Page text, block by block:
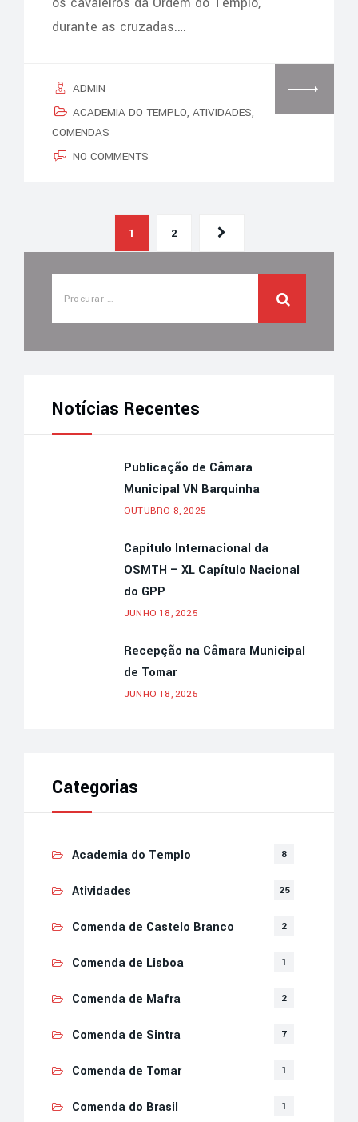
durante as cruzadas.…
ADMIN
ACADEMIA DO TEMPLO, ATIVIDADES,
COMENDAS
NO COMMENTS
1 2
Notícias Recentes
Publicação de Câmara
Municipal VN Barquinha
OUTUBRO 8, 2025
Capítulo Internacional da
OSMTH – XL Capítulo Nacional
do GPP
JUNHO 18, 2025
Recepção na Câmara Municipal
de Tomar
JUNHO 18, 2025
Categorias
Academia do Templo 8
Atividades 25
Comenda de Castelo Branco 2
Comenda de Lisboa 1
Comenda de Mafra 2
Comenda de Sintra 7
Comenda de Tomar 1
Comenda do Brasil 1